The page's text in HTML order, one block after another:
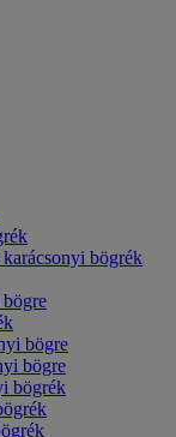
bögrék
bögre
bögre
bögrék